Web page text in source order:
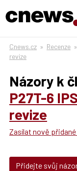
Cnews.cz » Recenze »
revize
Názory k
P27T-6
revize
Zasílat nově
Přidejte svůj